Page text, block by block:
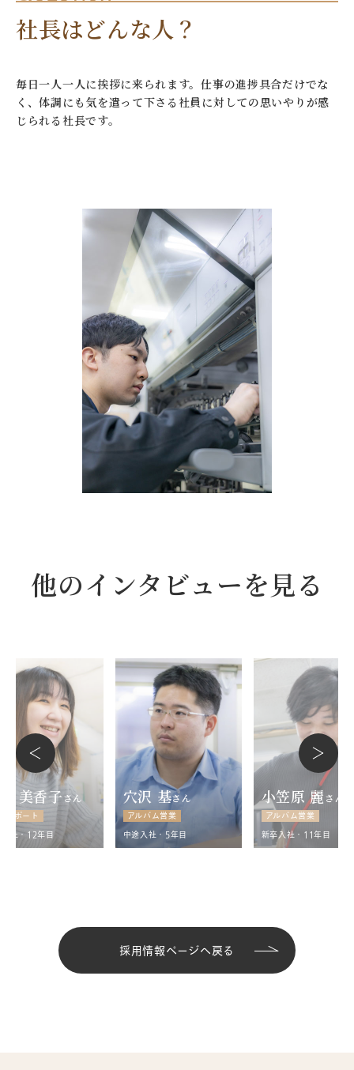
社長はどんな人？
毎日一人一人に挨拶に来られます。仕事の進捗具合だけでな
く、体調にも気を遣って下さる社員に対しての思いやりが感
じられる社長です。
他のインタビューを見る
美香子さん
サポート
社・12年目
穴沢 基さん
アルバム営業
中途入社・5年目
小笠原 麗さん
アルバム営業
新卒入社・11年目
採用情報ページへ戻る